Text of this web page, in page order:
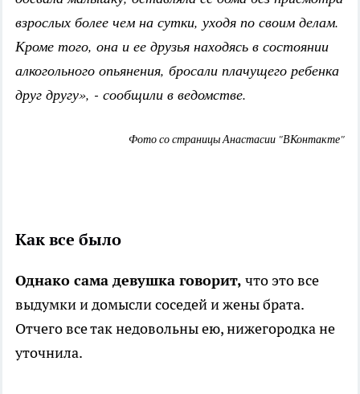
взрослых более чем на сутки, уходя по своим делам.
Кроме того, она и ее друзья находясь в состоянии
алкогольного опьянения, бросали плачущего ребенка
друг другу», - сообщили в ведомстве.
Фото со страницы Анастасии "ВКонтакте"
Как все было
Однако сама девушка говорит, что это все
выдумки и домысли соседей и жены брата.
Отчего все так недовольны ею, нижегородка не
уточнила.